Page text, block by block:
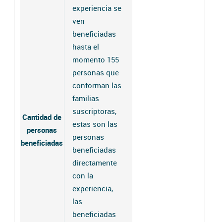
Cantidad de
personas
beneficiadas
experiencia se
ven
beneficiadas
hasta el
momento 155
personas que
conforman las
familias
suscriptoras,
estas son las
personas
beneficiadas
directamente
con la
experiencia,
las
beneficiadas